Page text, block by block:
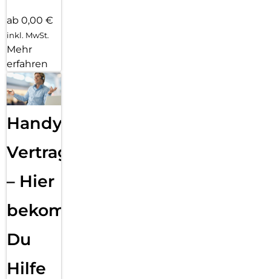
ab 0,00 €
inkl. MwSt.
Mehr
erfahren
Handy
Vertragsabwicklung
– Hier
bekommst
Du
Hilfe